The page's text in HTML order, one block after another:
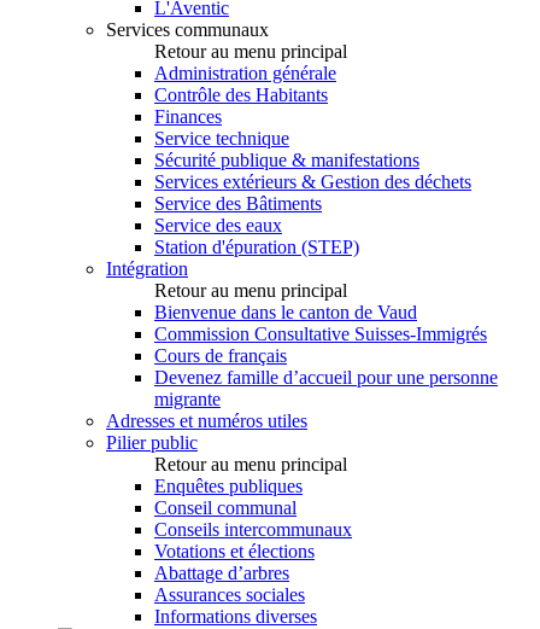
L'Aventic
Services communaux
Retour au menu principal
Administration générale
Contrôle des Habitants
Finances
Service technique
Sécurité publique & manifestations
Services extérieurs & Gestion des déchets
Service des Bâtiments
Service des eaux
Station d'épuration (STEP)
Intégration
Retour au menu principal
Bienvenue dans le canton de Vaud
Commission Consultative Suisses-Immigrés
Cours de français
Devenez famille d’accueil pour une personne
migrante
Adresses et numéros utiles
Pilier public
Retour au menu principal
Enquêtes publiques
Conseil communal
Conseils intercommunaux
Votations et élections
Abattage d’arbres
Assurances sociales
Informations diverses